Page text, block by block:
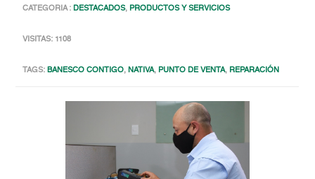
CATEGORIA :DESTACADOS, PRODUCTOS Y SERVICIOS
VISITAS: 1108
TAGS:BANESCO CONTIGO,NATIVA, PUNTO DE VENTA, REPARACIÓN